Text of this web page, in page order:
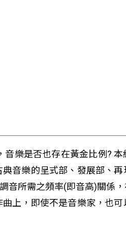
樂是否也存在黃金比例?
音樂的呈式部、發展部、再
音所需之頻率(即音高)關係
上，即使不是音樂家，也